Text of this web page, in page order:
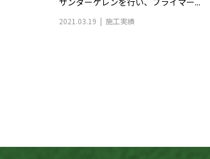
2021.03.19 施工実績